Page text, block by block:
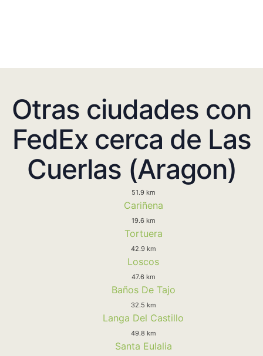
Otras ciudades con
FedEx cerca de Las
Cuerlas (Aragon)
51.9 km
Cariñena
19.6 km
Tortuera
42.9 km
Loscos
47.6 km
Baños De Tajo
32.5 km
Langa Del Castillo
49.8 km
Santa Eulalia